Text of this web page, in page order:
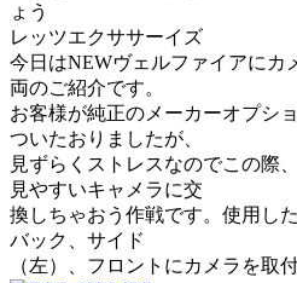
ょう
レッツエクササーイズ
今日はNEWヴェルファイアにカ
両のご紹介です。
お客様が純正のメーカーオプシ
ついたおりましたが、
見ずらくストレスなのでこの際
見やすいキャメラに交
換しちゃおう作戦です。使用し
バック、サイド
（左）、フロントにカメラを取